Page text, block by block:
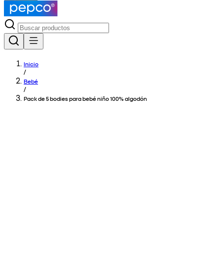
Inicio
/
Bebé
/
Pack de 5 bodies para bebé niño 100% algodón